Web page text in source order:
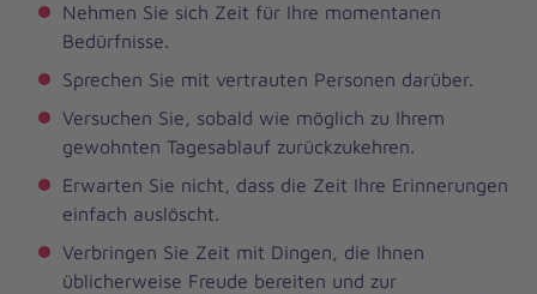
Nehmen Sie sich Zeit für Ihre momentanen
Bedürfnisse.
Sprechen Sie mit vertrauten Personen darüber.
Versuchen Sie, sobald wie möglich zu Ihrem
gewohnten Tagesablauf zurückzukehren.
Erwarten Sie nicht, dass die Zeit Ihre Erinnerungen
einfach auslöscht.
Verbringen Sie Zeit mit Dingen, die Ihnen
üblicherweise Freude bereiten und zur